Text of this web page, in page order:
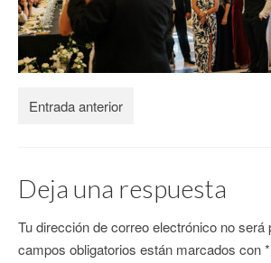
SOBRE LM
CONTACTO
Entrada anterior
Deja una respuesta
Tu dirección de correo electrónico no será
campos obligatorios están marcados con*